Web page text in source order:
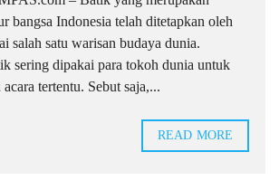
bangsa Indonesia telah ditetapkan oleh
salah satu warisan budaya dunia.
sering dipakai para tokoh dunia untuk
tertentu. Sebut saja,...
READ MORE